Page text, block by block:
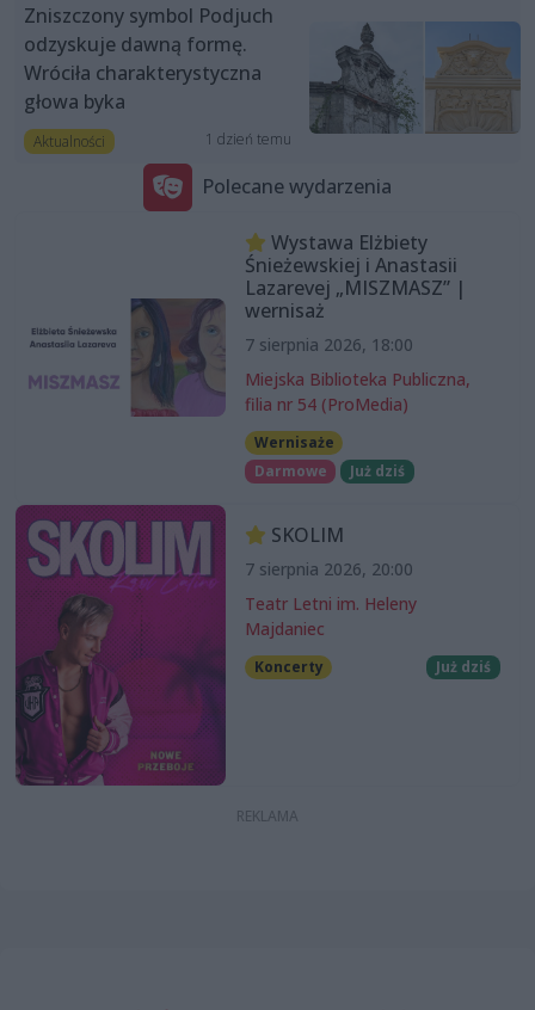
Zniszczony symbol Podjuch
odzyskuje dawną formę.
Wróciła charakterystyczna
głowa byka
Aktualności 1 dzień temu
Polecane wydarzenia
Wystawa Elżbiety
Śnieżewskiej i Anastasii
Lazarevej „MISZMASZ” |
wernisaż
7 sierpnia 2026, 18:00
Miejska Biblioteka Publiczna,
filia nr 54 (ProMedia)
Wernisaże
Darmowe
Już dziś
SKOLIM
7 sierpnia 2026, 20:00
Teatr Letni im. Heleny
Majdaniec
Koncerty Już dziś